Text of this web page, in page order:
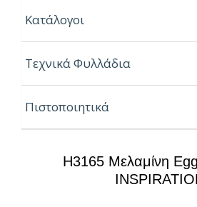
Παραγόμενο μήκος:
Παραγόμενο πλάτος:2.07m
Πάχος:
Ιδιότητες:
Κατάλογοι
Τεχνικά Φυλλάδια
Πιστοποιητικά
H3165 Μελαμίνη